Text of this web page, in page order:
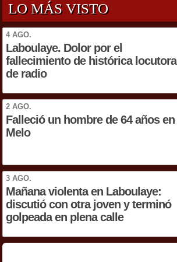
LO MÁS VISTO
4 AGO.
Laboulaye. Dolor por el
fallecimiento de histórica locutora
de radio
2 AGO.
Falleció un hombre de 64 años en
Melo
3 AGO.
Mañana violenta en Laboulaye:
discutió con otra joven y terminó
golpeada en plena calle